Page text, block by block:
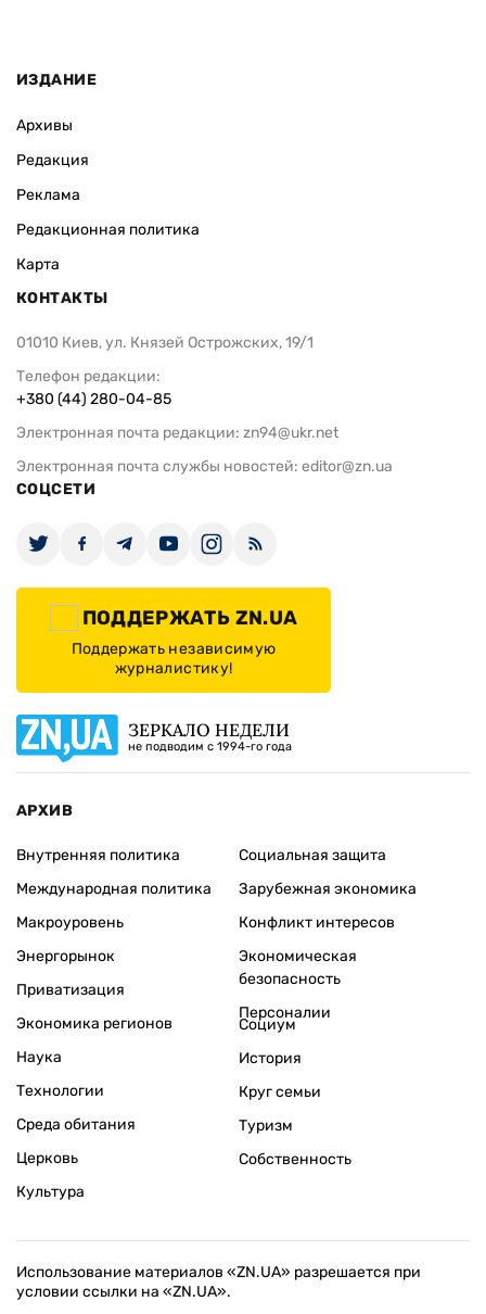
ИЗДАНИЕ
Архивы
Редакция
Реклама
Редакционная политика
Карта
КОНТАКТЫ
01010 Киев, ул. Князей Острожских, 19/1
Телефон редакции:
+380 (44) 280-04-85
Электронная почта редакции: zn94@ukr.net
Электронная почта службы новостей: editor@zn.ua
СОЦСЕТИ
ПОДДЕРЖАТЬ ZN.UA
Поддержать независимую
журналистику!
ЗЕРКАЛО НЕДЕЛИ
не подводим с 1994-го года
АРХИВ
Внутренняя политика
Международная политика
Макроуровень
Энергорынок
Приватизация
Экономика регионов
Социальная защита
Зарубежная экономика
Конфликт интересов
Экономическая
безопасность
Персоналии
Наука
Технологии
Среда обитания
Церковь
Культура
Социум
История
Круг семьи
Туризм
Собственность
Использование материалов «ZN.UA» разрешается при
условии ссылки на «ZN.UA».